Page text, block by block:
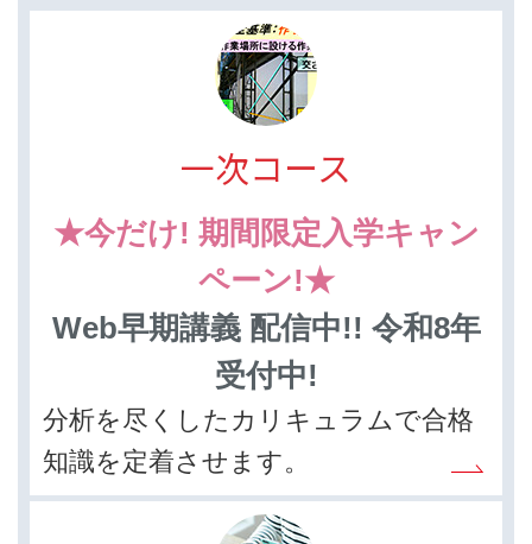
一次コース
★今だけ! 期間限定入学キャン
ペーン!★
Web早期講義 配信中!! 令和8年
受付中!
分析を尽くしたカリキュラムで合格
知識を定着させます。